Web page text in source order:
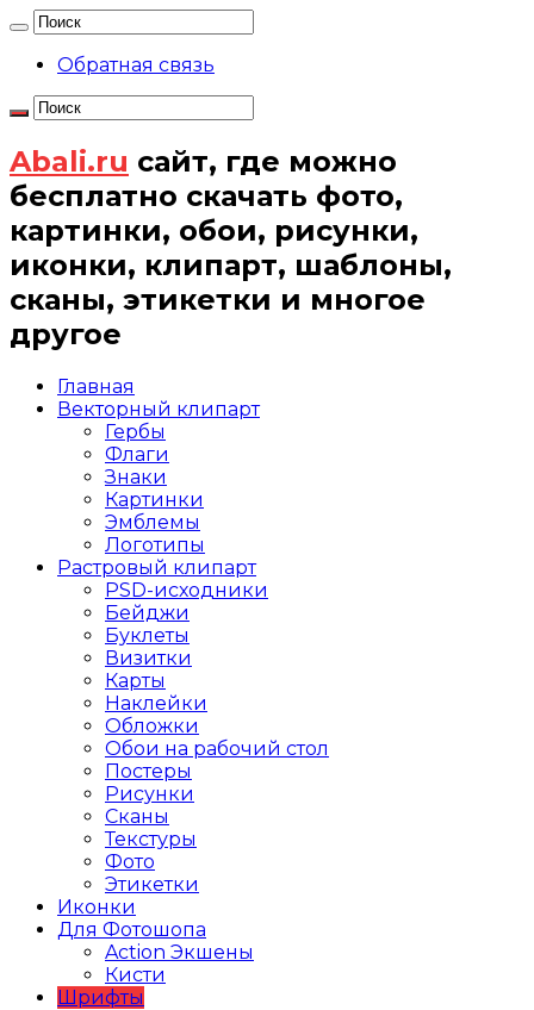
Обратная связь
Abali.ru сайт, где можно
бесплатно скачать фото,
картинки, обои, рисунки,
иконки, клипарт, шаблоны,
сканы, этикетки и многое
другое
Главная
Векторный клипарт
Гербы
Флаги
Знаки
Картинки
Эмблемы
Логотипы
Растровый клипарт
PSD-исходники
Бейджи
Буклеты
Визитки
Карты
Наклейки
Обложки
Обои на рабочий стол
Постеры
Рисунки
Сканы
Текстуры
Фото
Этикетки
Иконки
Для Фотошопа
Action Экшены
Кисти
Шрифты